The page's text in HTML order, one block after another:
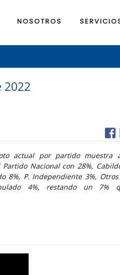
NOSOTROS
actual por partido muestra
Nacional con 28%,
8%, P. Independiente 3%,
4%, restando un 7%